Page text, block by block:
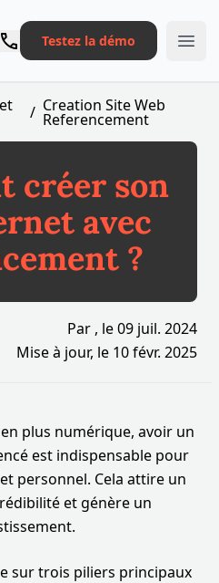
Testez la démo
/ Creation Site Web
Referencement
créer son
avec
?
Par , le09 juil. 2024
Mise à jour, le 10 févr. 2025
plus numérique, avoir un
est indispensable pour
personnel. Cela attire un
et génère un
sur trois piliers principaux